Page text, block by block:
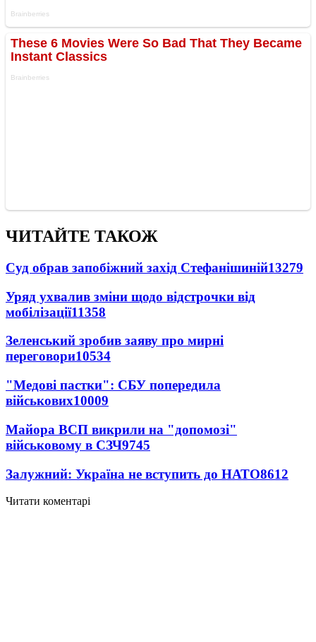
ЧИТАЙТЕ ТАКОЖ
Суд обрав запобіжний захід Стефанішиній13279
Уряд ухвалив зміни щодо відстрочки від
мобілізації11358
Зеленський зробив заяву про мирні
переговори10534
"Медові пастки": СБУ попередила
військових10009
Майора ВСП викрили на "допомозі"
військовому в СЗЧ9745
Залужний: Україна не вступить до НАТО8612
Читати коментарі